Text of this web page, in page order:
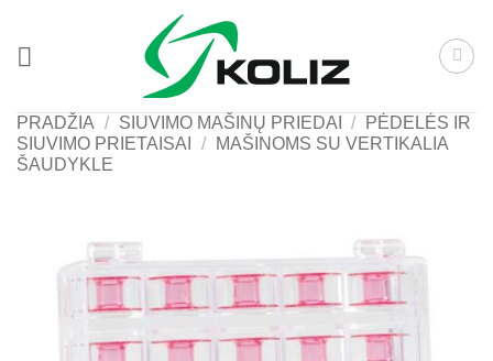
content
PRADŽIA / SIUVIMO MAŠINŲ PRIEDAI /
PĖDELĖS IR
SIUVIMO PRIETAISAI
/
MAŠINOMS SU VERTIKALIA
ŠAUDYKLE